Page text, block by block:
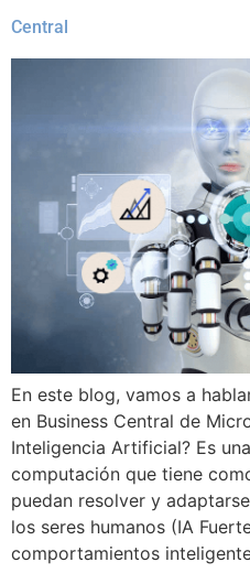
Central
En este blog, vamos a
en Business Central de
Inteligencia Artificial? Es
computación que tiene
puedan resolver y
los seres humanos (IA
comportamientos